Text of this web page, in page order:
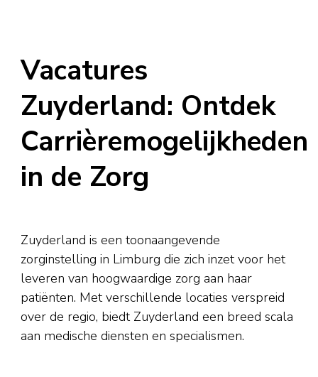
Vacatures
Zuyderland: Ontdek
Carrièremogelijkheden
in de Zorg
Zuyderland is een toonaangevende
zorginstelling in Limburg die zich inzet voor het
leveren van hoogwaardige zorg aan haar
patiënten. Met verschillende locaties verspreid
over de regio, biedt Zuyderland een breed scala
aan medische diensten en specialismen.